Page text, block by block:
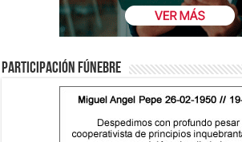
Participación fúnebre